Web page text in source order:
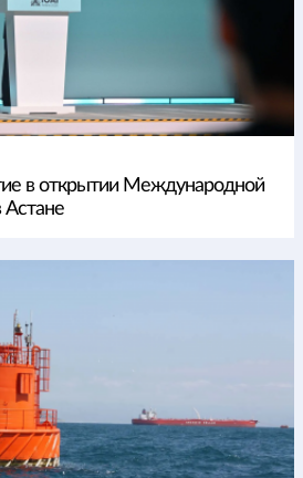
в открытии Международной